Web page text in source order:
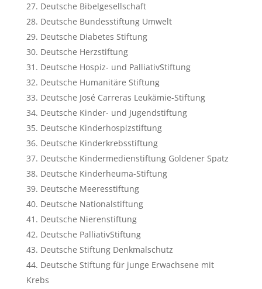
Deutsche Bibelgesellschaft
Deutsche Bundesstiftung Umwelt
Deutsche Diabetes Stiftung
Deutsche Herzstiftung
Deutsche Hospiz- und PalliativStiftung
Deutsche Humanitäre Stiftung
Deutsche José Carreras Leukämie-Stiftung
Deutsche Kinder- und Jugendstiftung
Deutsche Kinderhospizstiftung
Deutsche Kinderkrebsstiftung
Deutsche Kindermedienstiftung Goldener Spatz
Deutsche Kinderheuma-Stiftung
Deutsche Meeresstiftung
Deutsche Nationalstiftung
Deutsche Nierenstiftung
Deutsche PalliativStiftung
Deutsche Stiftung Denkmalschutz
Deutsche Stiftung für junge Erwachsene mit
Krebs